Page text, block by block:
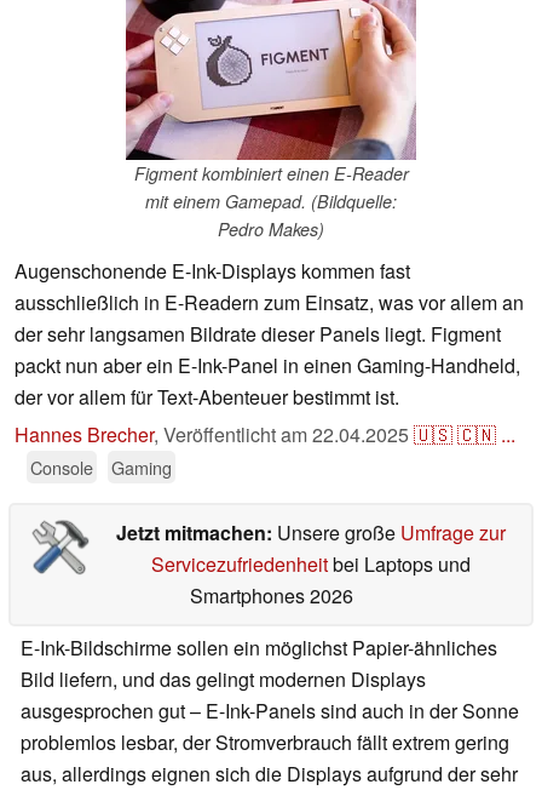
Figment kombiniert einen E-Reader
mit einem Gamepad. (Bildquelle:
Pedro Makes)
Augenschonende E-Ink-Displays kommen fast
ausschließlich in E-Readern zum Einsatz, was vor allem an
der sehr langsamen Bildrate dieser Panels liegt. Figment
packt nun aber ein E-Ink-Panel in einen Gaming-Handheld,
der vor allem für Text-Abenteuer bestimmt ist.
Hannes Brecher, Veröffentlicht am22.04.2025🇺🇸🇨🇳 ...
Console Gaming
Jetzt mitmachen: Unsere große Umfrage zur
Servicezufriedenheitbei Laptops und
Smartphones 2026
E-Ink-Bildschirme sollen ein möglichst Papier-ähnliches
Bild liefern, und das gelingt modernen Displays
ausgesprochen gut – E-Ink-Panels sind auch in der Sonne
problemlos lesbar, der Stromverbrauch fällt extrem gering
aus, allerdings eignen sich die Displays aufgrund der sehr